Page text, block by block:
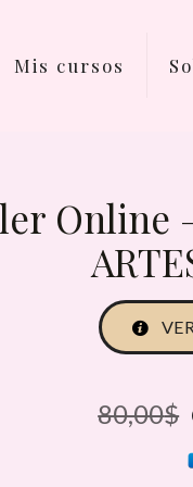
Mis cursos
Online
80,00$